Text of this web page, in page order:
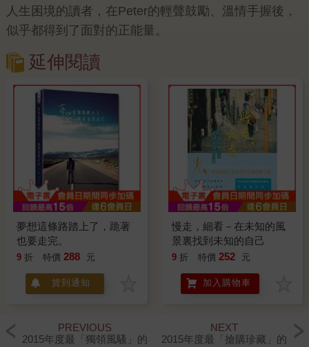
人生困境的讀者，在Peter的輕聲鼓勵、溫情手握後，
似乎都得到了面對的正能量。
延伸閱讀
夢想這條路踏上了，跪著
也要走完。
9 折 特價 288 元
貨到通知
慢走，細看－在未知的風
景裏找到未知的自己
9 折 特價 252 元
加入購物車
PREVIOUS
2015年度最「獨領風騷」的
NEXT
2015年度最「搶購珍藏」的